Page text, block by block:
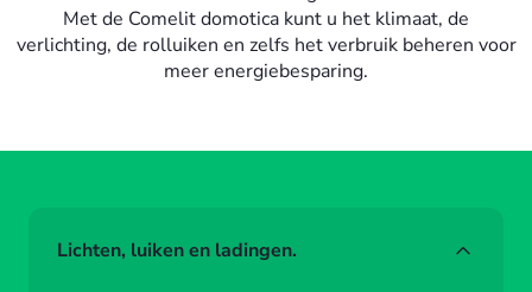
Met de Comelit domotica kunt u het klimaat, de
verlichting, de rolluiken en zelfs het verbruik beheren voor
meer energiebesparing.
Lichten, luiken en ladingen.